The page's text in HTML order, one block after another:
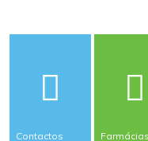
Contactos Farmácias